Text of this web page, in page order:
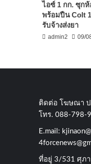
ไอซ์ 1 กก. ซุกห้
พร้อมปืน Colt
รับจ้างส่งยา
admin2 09/
ติดต่อ​ โฆษณา​
โทร​. 088-798-
E.mail:
ที่อยู่​ 3/531​ ศุภ